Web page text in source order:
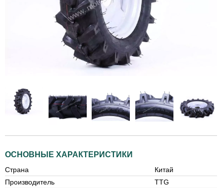
ОСНОВНЫЕ ХАРАКТЕРИСТИКИ
Страна
Китай
Производитель
TTG